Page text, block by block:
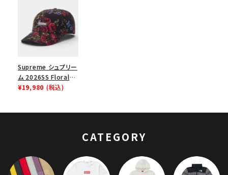
Supreme シュプリー
ム 2026SS Floral
Flannel 6-Panel
¥19,980 (税込)
CATEGORY